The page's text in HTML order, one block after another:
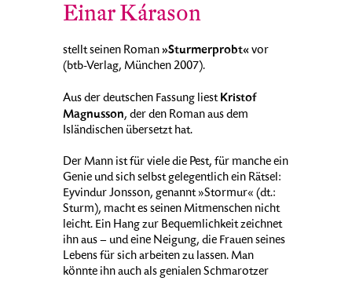
Einar Kárason
stellt seinen Roman»Sturmerprobt«vor
(btb-Verlag, München 2007).
Aus der deutschen Fassung liestKristof
Magnusson, der den Roman aus dem
Isländischen übersetzt hat.
Der Mann ist für viele die Pest, für manche ein
Genie und sich selbst gelegentlich ein Rätsel:
Eyvindur Jonsson, genannt »Stormur« (dt.:
Sturm), macht es seinen Mitmenschen nicht
leicht. Ein Hang zur Bequemlichkeit zeichnet
ihn aus – und eine Neigung, die Frauen seines
Lebens für sich arbeiten zu lassen. Man
könnte ihn auch als genialen Schmarotzer